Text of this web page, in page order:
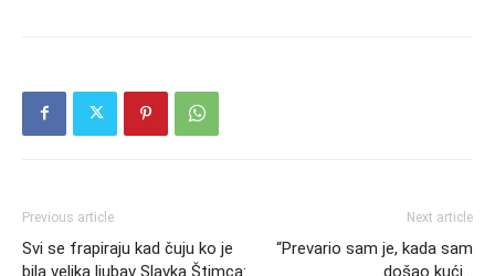
Previous article
Svi se frapiraju kad čuju ko je
bila velika ljubav Slavka Štimca:
Next article
“Prevario sam je, kada sam
došao kući…